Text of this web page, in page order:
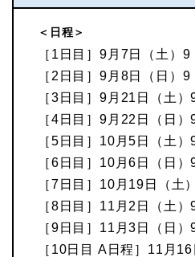
＜日程＞
［1日目］9月7日（土）
［2日目］9月8日（日）
［3日目］9月21日（土
［4日目］9月22日（日
［5日目］10月5日（土
［6日目］10月6日（日
［7日目］10月19日（土
［8日目］11月2日（土
［9日目］11月3日（日
［10日目 A日程］11月